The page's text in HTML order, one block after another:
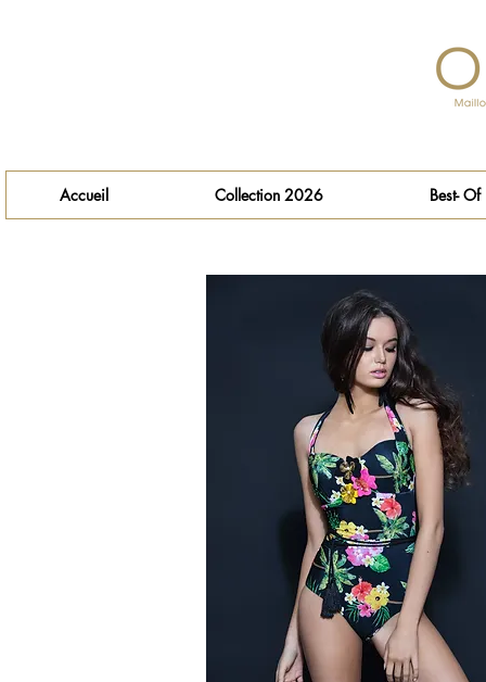
Accueil Collection 2026 Best- Of